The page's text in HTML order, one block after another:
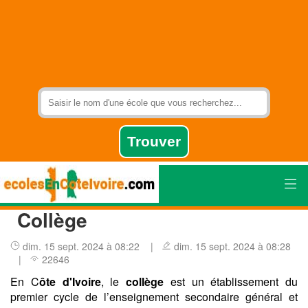
Collège
dim. 15 sept. 2024 à 08:22 |
dim. 15 sept. 2024 à 08:28
|
22646
En Côte d'Ivoire, le collège est un établissement du
premier cycle de l’enseignement secondaire général et